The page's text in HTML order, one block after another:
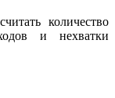
количество
и нехватки